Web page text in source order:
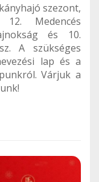
szezont,
Medencés
és 10.
A szükséges
lap és a
Várjuk a